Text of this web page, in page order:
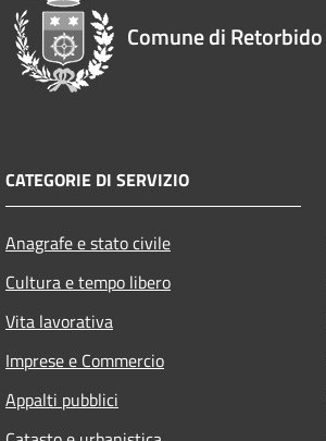
Comune di Retorbido
CATEGORIE DI SERVIZIO
Anagrafe e stato civile
Cultura e tempo libero
Vita lavorativa
Imprese e Commercio
Appalti pubblici